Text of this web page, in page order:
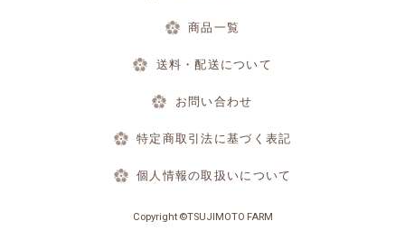
商品一覧
送料・配送について
お問い合わせ
特定商取引法に基づく表記
個人情報の取扱いについて
Copyright ©TSUJIMOTO FARM